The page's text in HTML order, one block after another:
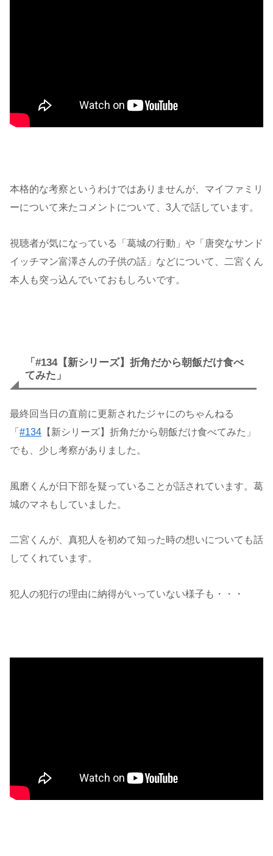
本格的な考察というわけではありませんが、マイファミリ
ーについて来たコメントについて、3人で話しています。
視聴者が気になっている「葛城の行動」や「唐突なサンド
イッチマン富澤さんの子供の話」などについて、二宮くん
本人も突っ込んでいておもしろいです。
「#134【新シリーズ】折角だから朝飯だけ食べ
てみた」
最終回当日の直前に更新されたジャにのちゃんねる
「 #134 【新シリーズ】折角だから朝飯だけ食べてみた」
でも、少し考察がありました。
風磨くんが日下部を疑っていることが話されています。葛
城のマネもしていました。
二宮くんが、真犯人を初めて知った時の想いについても話
してくれています。
犯人の犯行の理由に納得がいっていない様子も・・・